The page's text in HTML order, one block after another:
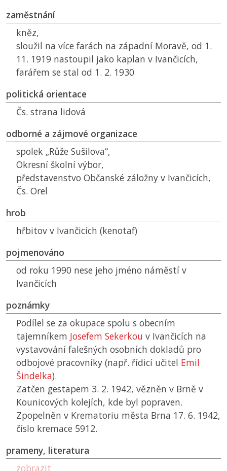
zaměstnání
kněz,
sloužil na více farách na západní Moravě, od 1.
11. 1919 nastoupil jako kaplan v Ivančicích,
farářem se stal od 1. 2. 1930
politická orientace
Čs. strana lidová
odborné a zájmové organizace
spolek „Růže Sušilova“,
Okresní školní výbor,
představenstvo Občanské záložny v Ivančicích,
Čs. Orel
hrob
hřbitov v Ivančicích (kenotaf)
pojmenováno
od roku 1990 nese jeho jméno náměstí v
Ivančicích
poznámky
Podílel se za okupace spolu s obecním
tajemníkem Josefem Sekerkou v Ivančicích na
vystavování falešných osobních dokladů pro
odbojové pracovníky (např. řídicí učitel Emil
Šindelka).
Zatčen gestapem 3. 2. 1942, vězněn v Brně v
Kounicových kolejích, kde byl popraven.
Zpopelněn v Krematoriu města Brna 17. 6. 1942,
číslo kremace 5912.
prameny, literatura
zobrazit